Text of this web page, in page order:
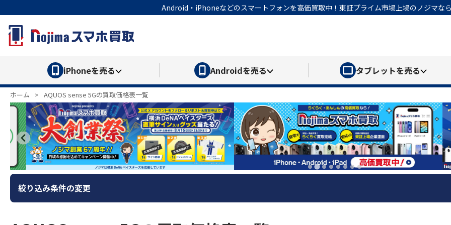
Android・iPhoneなどのスマートフォンを高価買取中！東証プライム市場上場のノジマな
iPhoneを売る Androidを売る タブレットを売る
ホーム > AQUOS sense 5Gの買取価格表一覧
絞り込み条件の変更